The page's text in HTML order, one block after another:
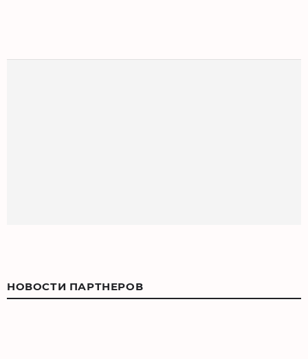
НОВОСТИ ПАРТНЕРОВ